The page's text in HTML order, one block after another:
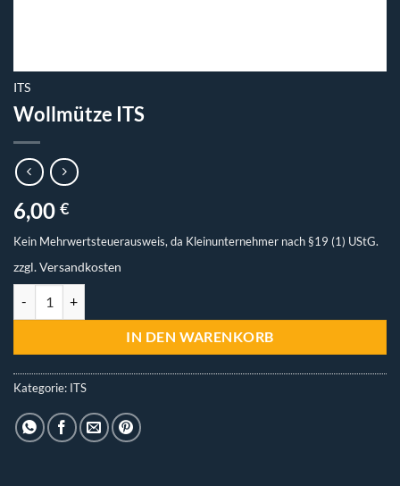
ITS
Wollmütze ITS
6,00 €
Kein Mehrwertsteuerausweis, da Kleinunternehmer nach §19 (1) UStG.
zzgl.Versandkosten
IN DEN WARENKORB
Kategorie: ITS